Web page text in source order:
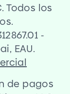
Todos los
-
EAU.
de pagos